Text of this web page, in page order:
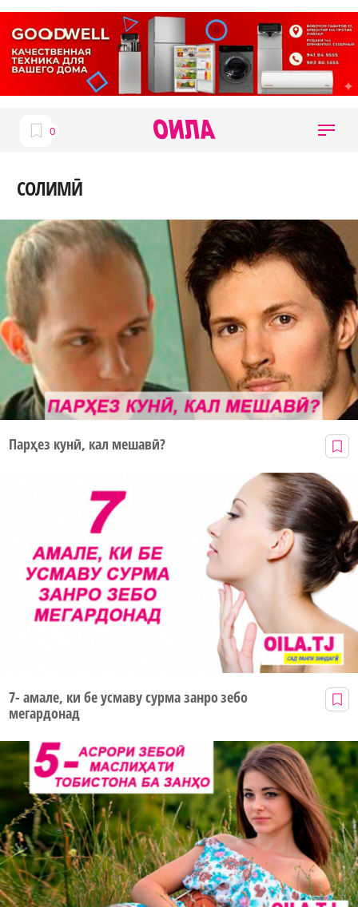
СОЛИМӢ
Парҳез кунӣ, кал мешавӣ?
7- амале, ки бе усмаву сурма занро зебо
мегардонад